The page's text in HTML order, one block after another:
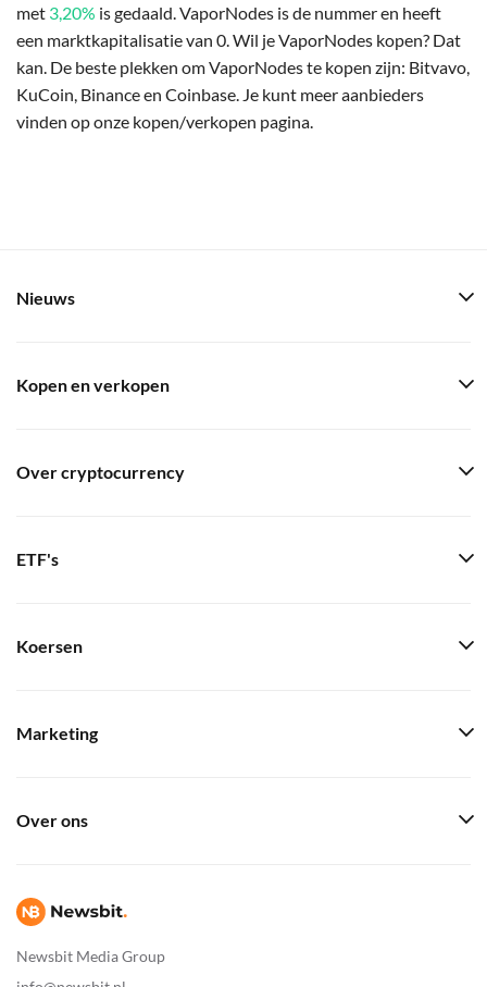
met 3,20% is gedaald. VaporNodes is de nummer en heeft
een marktkapitalisatie van 0. Wil je VaporNodes kopen? Dat
kan. De beste plekken om VaporNodes te kopen zijn: Bitvavo,
KuCoin, Binance en Coinbase. Je kunt meer aanbieders
vinden op onze kopen/verkopen pagina.
Newsbit Media Group
Nieuws
Kopen en verkopen
Over cryptocurrency
ETF's
Koersen
Marketing
Over ons